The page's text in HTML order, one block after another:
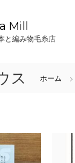
Mill
と編み物毛糸店
ス ホーム